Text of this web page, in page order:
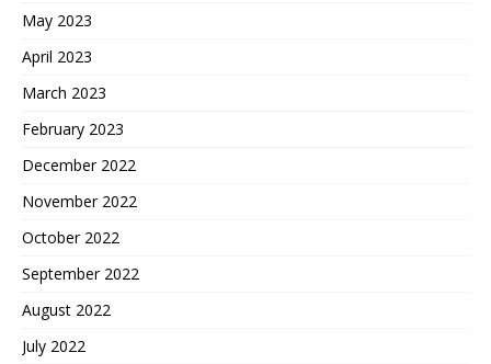
May 2023
April 2023
March 2023
February 2023
December 2022
November 2022
October 2022
September 2022
August 2022
July 2022